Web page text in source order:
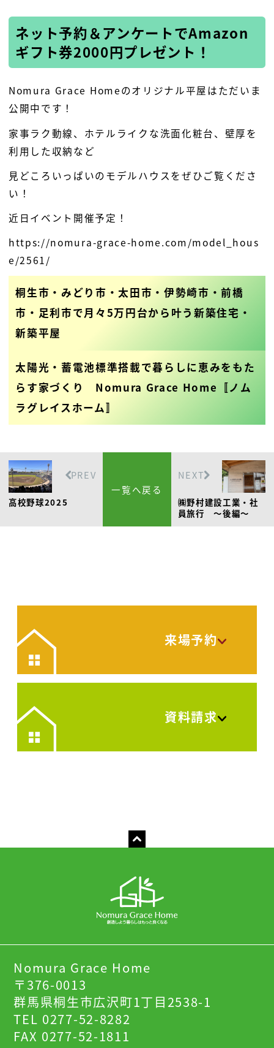
ネット予約＆アンケートでAmazon
ギフト券2000円プレゼント！
Nomura Grace Homeのオリジナル平屋はただいま
公開中です！
家事ラク動線、ホテルライクな洗面化粧台、壁厚を
利用した収納など
見どころいっぱいのモデルハウスをぜひご覧くださ
い！
近日イベント開催予定！
https://nomura-grace-home.com/model_hous
e/2561/
桐生市・みどり市・太田市・伊勢崎市・前橋
市・足利市で月々5万円台から叶う新築住宅・
新築平屋
太陽光・蓄電池標準搭載で暮らしに恵みをもた
らす家づくり Nomura Grace Home〚ノム
ラグレイスホーム〛
PREV
高校野球2025
一覧へ戻る
NEXT
㈱野村建設工業・社
員旅行 ～後編～
来場予約
資料請求
Nomura Grace Home
〒376-0013
群馬県桐生市広沢町1丁目2538-1
TEL 0277-52-8282
FAX 0277-52-1811